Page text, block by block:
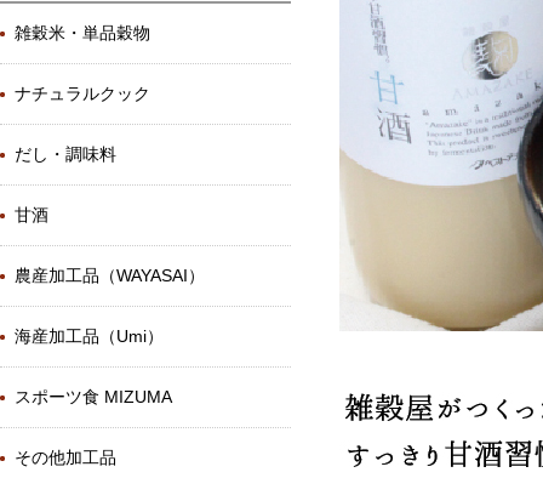
雑穀米・単品穀物
ナチュラルクック
だし・調味料
甘酒
農産加工品（WAYASAI）
海産加工品（Umi）
スポーツ食 MIZUMA
その他加工品